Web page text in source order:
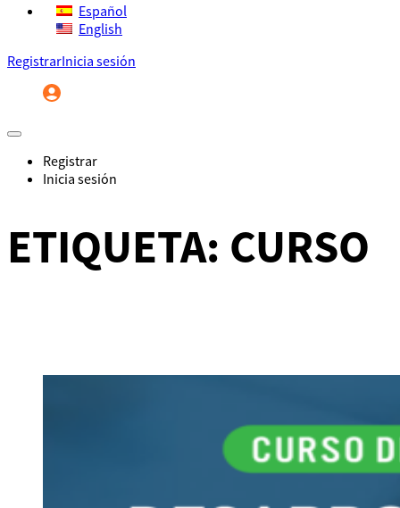
Español
English
RegistrarInicia sesión
Registrar
Inicia sesión
ETIQUETA: CURSO